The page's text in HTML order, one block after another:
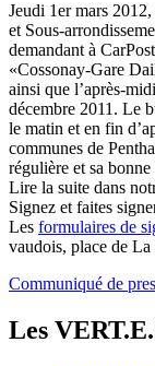
Jeudi 1er mars
et Sous-
demandant à
«Cossonay-Gare
ainsi que l’après-
décembre 2011. Le
le matin et en fin
communes de
régulière et sa
Lire la suite dans
Signez et faites
Les formulaires de
vaudois, place de
Communiqué de
Les